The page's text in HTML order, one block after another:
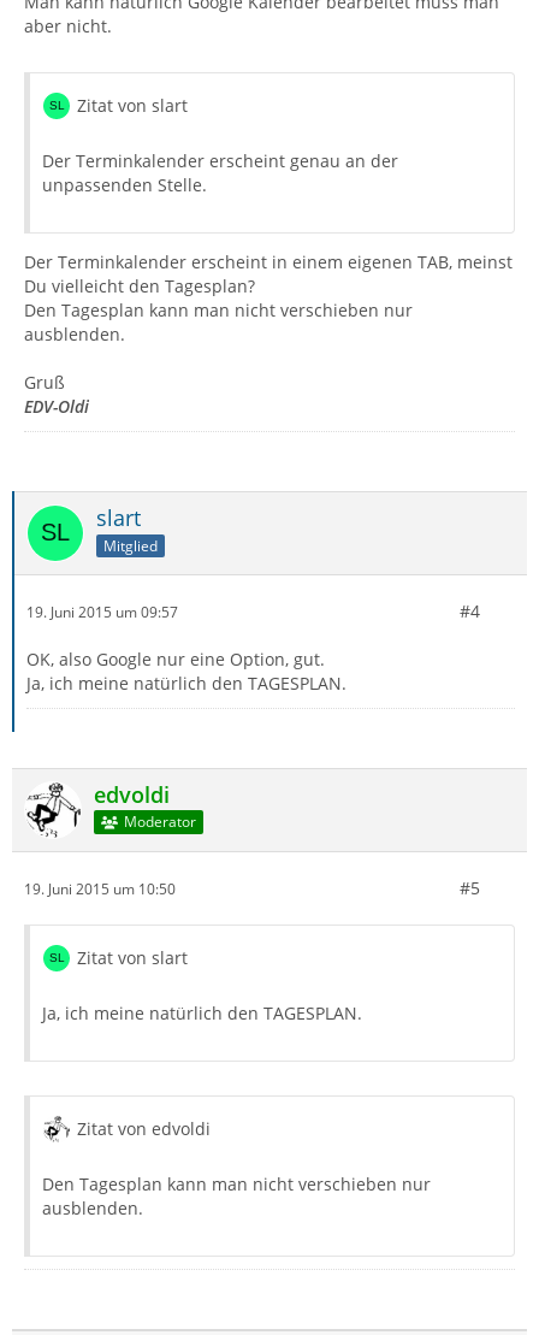
aber nicht.
Zitat von slart
Der Terminkalender erscheint genau an der
unpassenden Stelle.
Der Terminkalender erscheint in einem eigenen TAB, meinst
Du vielleicht den Tagesplan?
Den Tagesplan kann man nicht verschieben nur
ausblenden.
Gruß
EDV-Oldi
slart
Mitglied
19. Juni 2015 um 09:57 #4
OK, also Google nur eine Option, gut.
Ja, ich meine natürlich den TAGESPLAN.
edvoldi
Moderator
19. Juni 2015 um 10:50 #5
Zitat von slart
Ja, ich meine natürlich den TAGESPLAN.
Zitat von edvoldi
Den Tagesplan kann man nicht verschieben nur
ausblenden.